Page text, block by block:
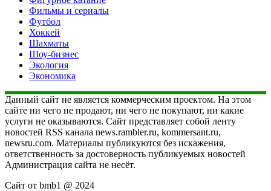
Фильмы и сериалы
Футбол
Хоккей
Шахматы
Шоу-бизнес
Экология
Экономика
Данный сайт не является коммерческим проектом. На этом
сайте ни чего не продают, ни чего не покупают, ни какие
услуги не оказываются. Сайт представляет собой ленту
новостей RSS канала news.rambler.ru, kommersant.ru,
newsru.com. Материалы публикуются без искажения,
ответственность за достоверность публикуемых новостей
Администрация сайта не несёт.
Сайт от bmb1 @ 2024